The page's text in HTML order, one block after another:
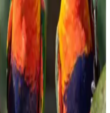
susam ve doğal üretim
marketlerde sık tercih
Mısır
hazırlanabilirliği ve sağlıklı
seçenekleriyle çeşitli
sofralarınıza lezzet